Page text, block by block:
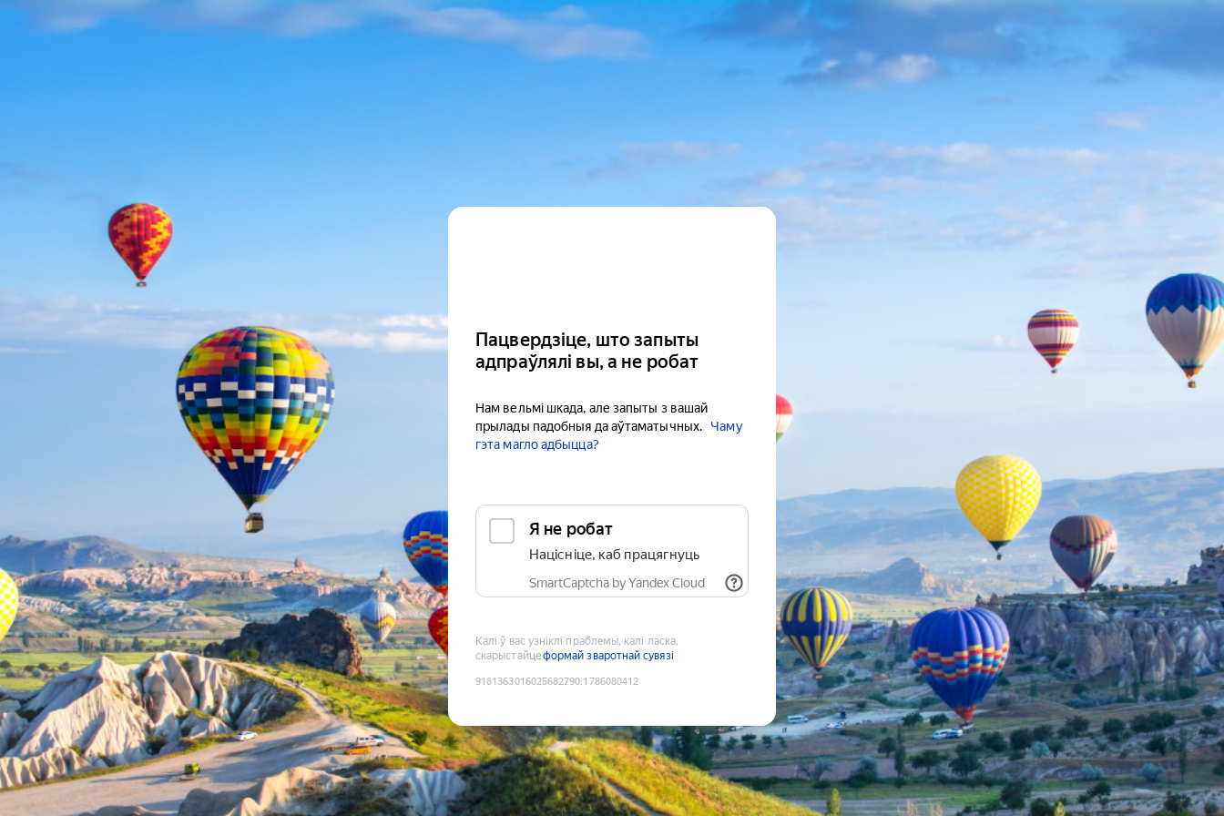
Пацвердзіце, што запыты
адпраўлялі вы, а не робат
Нам вельмі шкада, але запыты з вашай
прылады падобныя да аўтаматычных.
Чаму
гэта магло адбыцца?
Я не робат
Націсніце, каб працягнуць
SmartCaptcha by Yandex Cloud
Калі ў вас узніклі праблемы, калі ласка,
скарыстайцеформай зваротнай сувязі
9181363016025682790:1786080412